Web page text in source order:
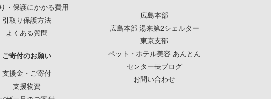
・保護にかかる費用
引取り保護方法
よくある質問
ご寄付のお願い
支援金・ご寄付
支援物資
広島本部
広島本部 湯来第2シェルター
東京支部
ペット・ホテル美容 あんとん
センター長ブログ
お問い合わせ